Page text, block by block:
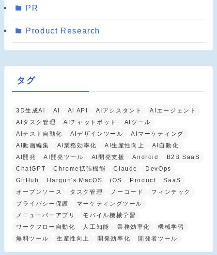
PR
Product Research
タグ
3D生成AI AI AI API AIアシスタント
AIエージェント
AIタスク管理
AIチャットボット
AIツール
AIテスト自動化
AIデザインツール
AIマーケティング
AI動画編集
AI業務効率化 AI生産性向上
AI自動化
AI開発
AI開発ツール AI開発支援 Android
B2B SaaS
ChatGPT
Chrome拡張機能 Claude
DevOps
GitHub
Hargun's MacOS iOS Product
SaaS
オープンソース
タスク管理 ノーコード
フィンテック
プライバシー保護
マーケティングツール
メニューバーアプリ
モバイル機械学習
ワークフロー自動化
人工知能 業務効率化
機械学習
無料ツール
生産性向上 開発効率化 開発者ツール